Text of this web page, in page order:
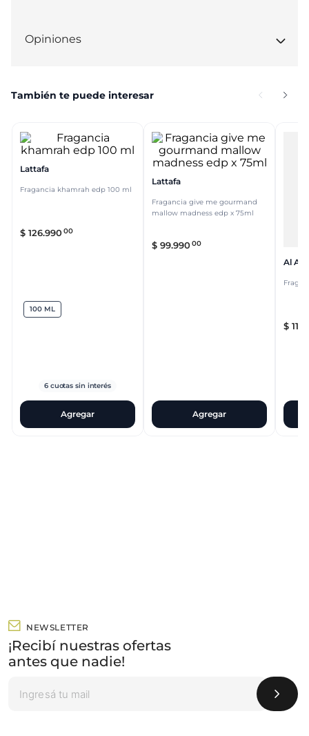
Opiniones
También te puede interesar
Lattafa
Fragancia khamrah edp 100 ml
$ 126.99000
100 ML
6cuotas sin interés
Agregar
Lattafa
Fragancia give me gourmand
mallow madness edp x 75ml
$ 99.99000
Agregar
Al
$ 115
NEWSLETTER
¡Recibí nuestras ofertas
antes que nadie!